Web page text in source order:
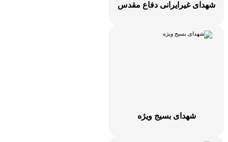
غیرایرانی دفاع مقدس
شهدای بسیج ویژه